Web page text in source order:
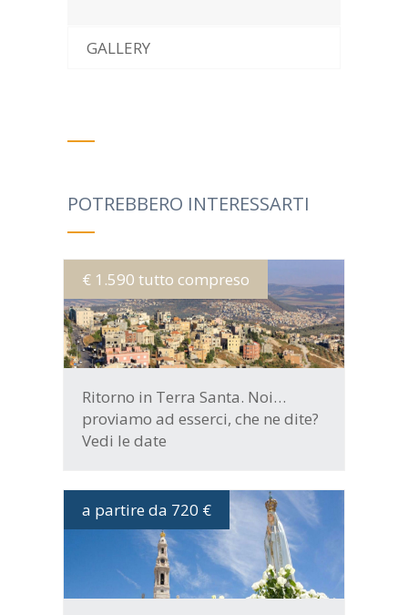
GALLERY
POTREBBERO INTERESSARTI
€ 1.590 tutto compreso
MORE INFO
Ritorno in Terra Santa. Noi…
proviamo ad esserci, che ne dite?
Vedi le date
a partire da 720 €
DATE E PROGRAMMA